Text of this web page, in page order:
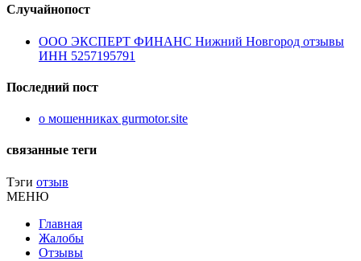
Случайнопост
ООО ЭКСПЕРТ ФИНАНС Нижний Новгород отзывы
ИНН 5257195791
Последний пост
о мошенниках gurmotor.site
связанные теги
Тэги отзыв
МЕНЮ
Главная
Жалобы
Отзывы